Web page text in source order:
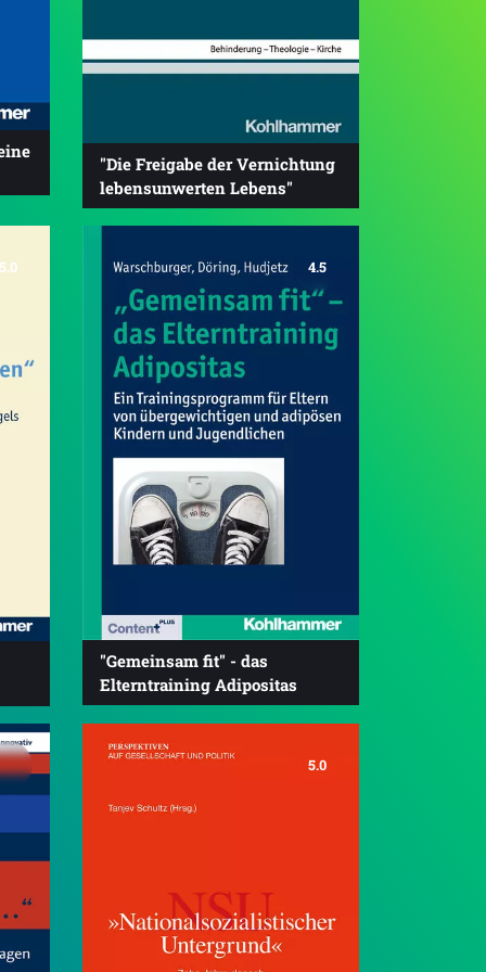
"Die Freigabe der Vernichtung
lebensunwerten Lebens"
5.0 4.5
"Gemeinsam fit" - das
Elterntraining Adipositas
5.0